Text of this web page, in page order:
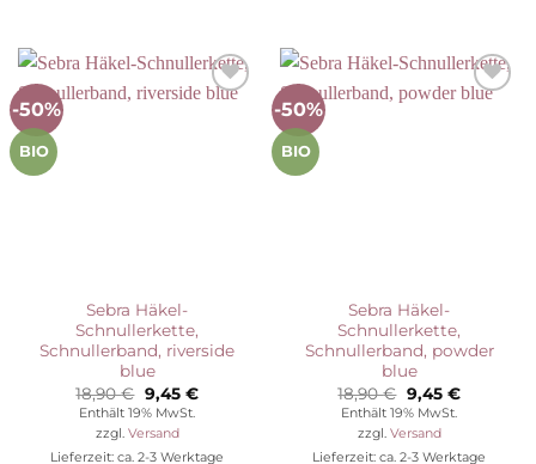
-50%
BIO
Sebra Häkel-
Schnullerkette,
Schnullerband, riverside
blue
18,90€ Ursprünglicher
Preis
war:
18,90 €
9,45 €Aktueller
Enthält 19% MwSt.
zzgl. Versand
Lieferzeit: ca. 2-3 Werktage
-50%
BIO
Sebra Häkel-
Schnullerkette,
Schnullerband, powder
blue
18,90€ Ursprünglicher
Preis
war:
18,90 €
9,45 €Aktueller
Enthält 19% MwSt.
zzgl. Versand
Lieferzeit: ca. 2-3 Werktage